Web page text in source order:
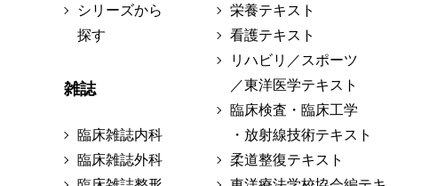
シリーズから
探す
雑誌
臨床雑誌内科
臨床雑誌外科
栄養テキスト
看護テキスト
リハビリ／スポーツ
／東洋医学テキスト
臨床検査・臨床工学
・放射線技術テキスト
柔道整復テキスト